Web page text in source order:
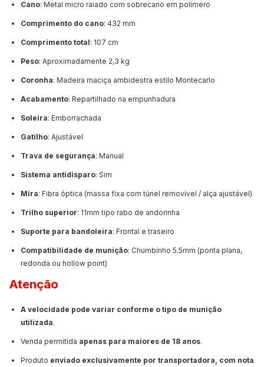
Cano: Metal micro raiado com sobrecano em polímero
Comprimento do cano: 432 mm
Comprimento total: 107 cm
Peso: Aproximadamente 2,3 kg
Coronha: Madeira maciça ambidestra estilo Montecarlo
Acabamento: Repartilhado na empunhadura
Soleira: Emborrachada
Gatilho: Ajustável
Trava de segurança: Manual
Sistema antidisparo: Sim
Mira: Fibra óptica (massa fixa com túnel removível / alça ajustável)
Trilho superior: 11mm tipo rabo de andorinha
Suporte para bandoleira: Frontal e traseiro
Compatibilidade de munição: Chumbinho 5.5mm (ponta plana,
redonda ou hollow point)
Atenção
A velocidade pode variar conforme o tipo de munição
utilizada.
Venda permitida apenas para maiores de 18 anos.
Produto enviado exclusivamente por transportadora, com nota